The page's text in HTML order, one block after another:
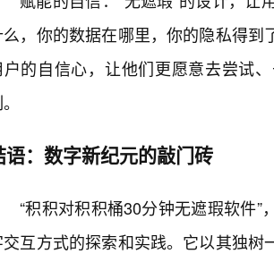
，你的数据在哪里，你的隐私得
户的自信心，让他们更愿意去尝试
语：数字新纪元的敲门砖
“积积对积积桶30分钟无遮瑕软件
交互方式的探索和实践。它以其独